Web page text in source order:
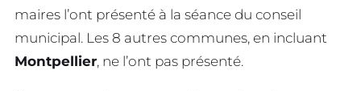
maires l’ont présenté à la séance du conseil
municipal. Les 8 autres communes, en incluant
Montpellier, ne l’ont pas présenté.